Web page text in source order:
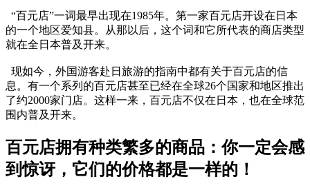
“百元店”一词最早出现在1985年。第一家百元店开设在日本
的一个地区爱知县。从那以后，这个词和它所代表的商店类型
就在全日本普及开来。
现如今，外国游客赴日旅游的指南中都有关于百元店的信
息。有一个系列的百元店甚至已经在全球26个国家和地区推出
了约2000家门店。这样一来，百元店不仅在日本，也在全球范
围内普及开来。
百元店拥有种类繁多的商品：你一定会感
到惊讶，它们的价格都是一样的！